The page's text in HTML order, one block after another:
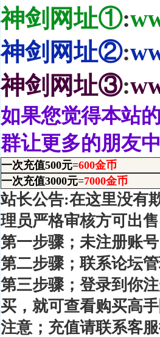
神剑网址①:
神剑网址②:
神剑网址③:
如果您觉得本站
群让更多的朋友
一次充值500元=600金币
一次充值3000元=7000金币
站长公告:在这里没有
理员严格审核方可出
第一步骤；未注册账
第二步骤；联系论坛
第三步骤；登录到你
买，就可查看购买高
注意；充值请联系客